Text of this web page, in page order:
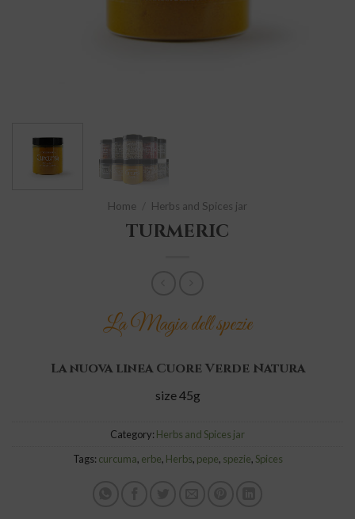
Home Herbs and Spices jar
TURMERIC
La Magia dell spezie
La nuova linea Cuore Verde Natura
size 45g
Category: Herbs and Spices jar
Tags: curcuma, erbe, Herbs, pepe, spezie, Spices